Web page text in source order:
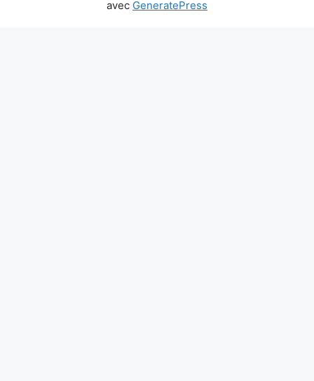
avec GeneratePress